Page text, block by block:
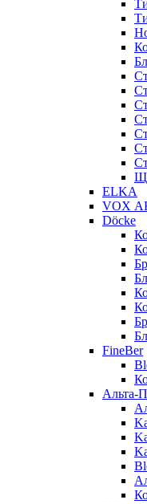
ELKA
VOX
Döcke
FineBer
Альта-